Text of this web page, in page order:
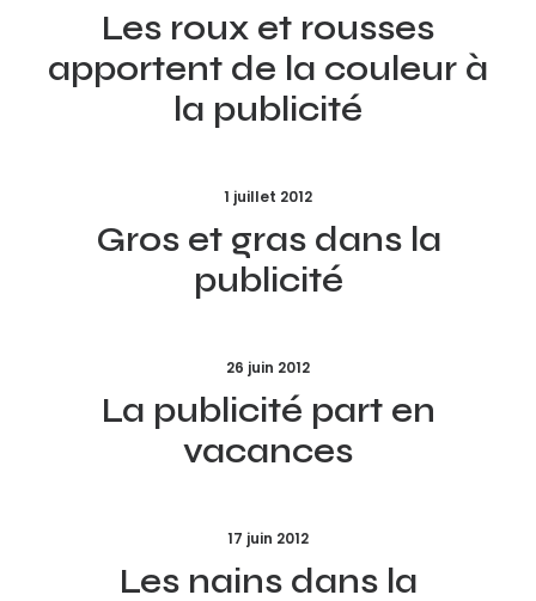
Les roux et rousses
apportent de la couleur à
la publicité
1 juillet 2012
Gros et gras dans la
publicité
26 juin 2012
La publicité part en
vacances
17 juin 2012
Les nains dans la